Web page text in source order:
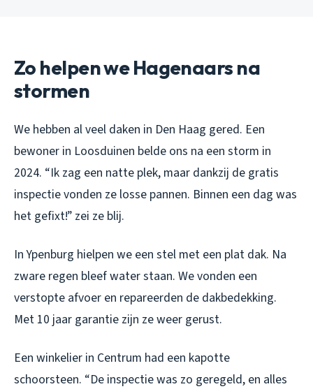
Zo helpen we Hagenaars na
stormen
We hebben al veel daken in Den Haag gered. Een
bewoner in Loosduinen belde ons na een storm in
2024. “Ik zag een natte plek, maar dankzij de gratis
inspectie vonden ze losse pannen. Binnen een dag was
het gefixt!” zei ze blij.
In Ypenburg hielpen we een stel met een plat dak. Na
zware regen bleef water staan. We vonden een
verstopte afvoer en repareerden de dakbedekking.
Met 10 jaar garantie zijn ze weer gerust.
Een winkelier in Centrum had een kapotte
schoorsteen. “De inspectie was zo geregeld, en alles